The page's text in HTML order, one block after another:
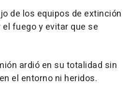
de los equipos de extinción
fuego y evitar que se
ardió en su totalidad sin
el entorno ni heridos.